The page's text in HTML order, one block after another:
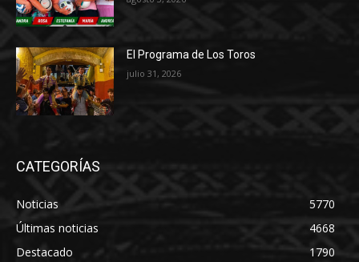
El Programa de Los Toros
julio 31, 2026
CATEGORÍAS
Noticias
5770
Últimas noticias
4668
Destacado
1790